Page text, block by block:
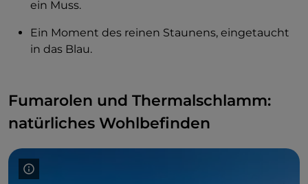
ein Muss.
Ein Moment des reinen Staunens, eingetaucht
in das Blau.
Fumarolen und Thermalschlamm:
natürliches Wohlbefinden